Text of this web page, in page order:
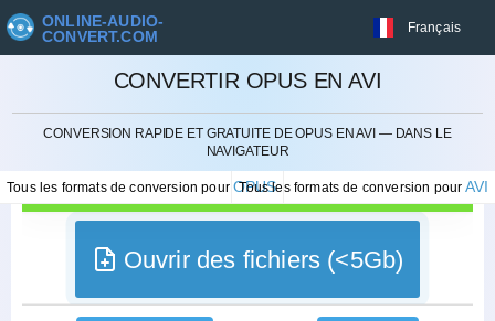
ONLINE-AUDIO-
CONVERT.COM
Français
CONVERTIR OPUS EN AVI
CONVERSION RAPIDE ET GRATUITE DE OPUS EN AVI — DANS LE
NAVIGATEUR
Tous les formats de conversion pourOPUS
Tous les formats de conversion pourAVI
Ouvrir des fichiers (<5Gb)